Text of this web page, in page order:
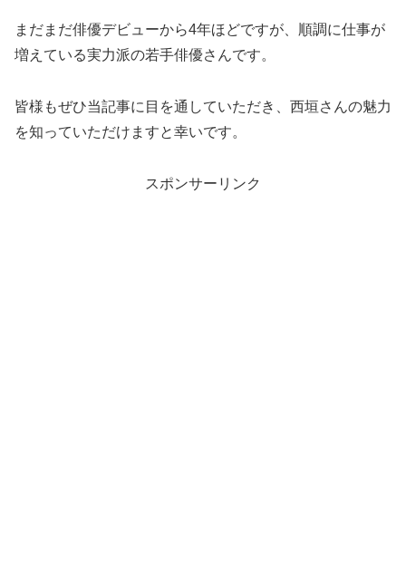
まだまだ俳優デビューから4年ほどですが、順調に仕事が
増えている実力派の若手俳優さんです。
皆様もぜひ当記事に目を通していただき、西垣さんの魅力
を知っていただけますと幸いです。
スポンサーリンク